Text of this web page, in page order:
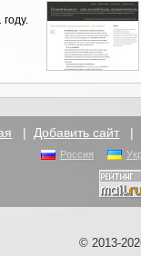
| Добавить сайт |
Россия
© 2013-